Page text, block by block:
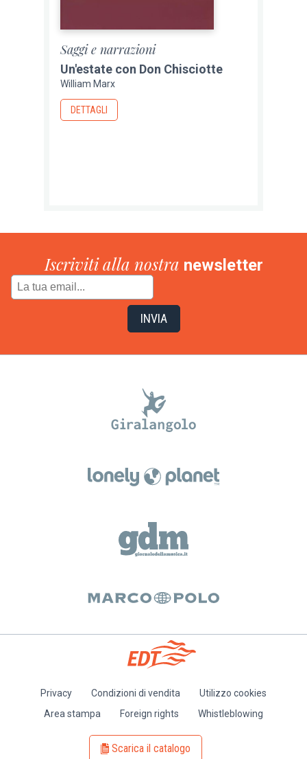
Saggi e narrazioni
Un'estate con Don Chisciotte
William Marx
DETTAGLI
Iscriviti alla nostra newsletter
Privacy Condizioni di vendita
Utilizzo cookies
Area stampa
Foreign rights Whistleblowing
Scarica il catalogo